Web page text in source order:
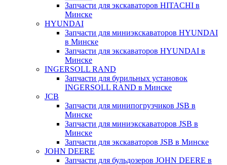
Запчасти для экскаваторов HITACHI в
Минске
HYUNDAI
Запчасти для миниэкскаваторов HYUNDAI
в Минске
Запчасти для экскаваторов HYUNDAI в
Минске
INGERSOLL RAND
Запчасти для бурильных установок
INGERSOLL RAND в Минске
JCB
Запчасти для минипогрузчиков JSB в
Минске
Запчасти для миниэкскаваторов JSB в
Минске
Запчасти для экскаваторов JSB в Минске
JOHN DEERE
Запчасти для бульдозеров JOHN DEERE в